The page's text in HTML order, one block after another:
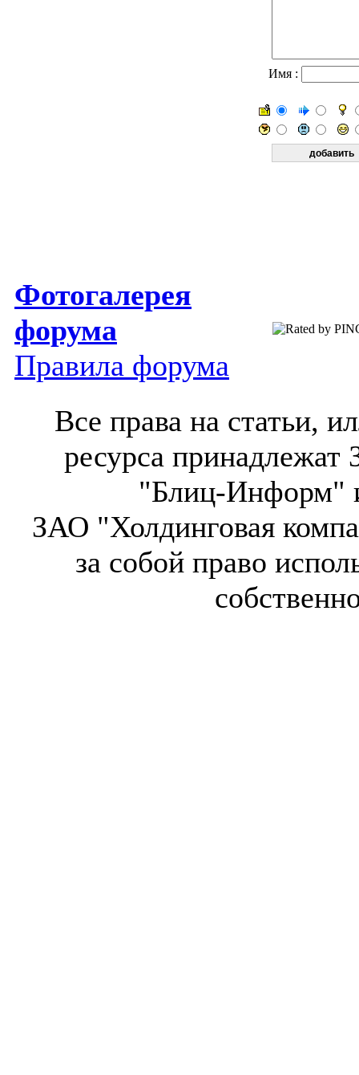
Имя :
Фотогалерея
форума
Правила форума
Все права на статьи,
ресурса
"Блиц-Информ"
ЗАО "Холдинговая
за собой право